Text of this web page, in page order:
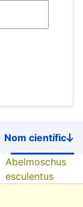
Nom científic
Abelmoschus
esculentus